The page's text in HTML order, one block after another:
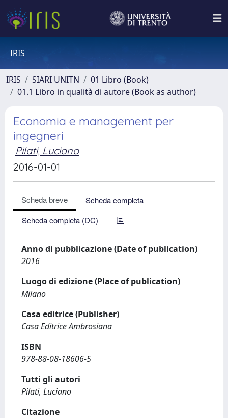
IRIS
IRIS SIARI UNITN
01 Libro (Book)
01.1 Libro in qualità di autore (Book as author)
Economia e management per
ingegneri
Pilati, Luciano
2016-01-01
Scheda breve
Scheda completa
Scheda completa (DC)
Anno di pubblicazione (Date of publication)
2016
Luogo di edizione (Place of publication)
Milano
Casa editrice (Publisher)
Casa Editrice Ambrosiana
ISBN
978-88-08-18606-5
Tutti gli autori
Pilati, Luciano
Citazione